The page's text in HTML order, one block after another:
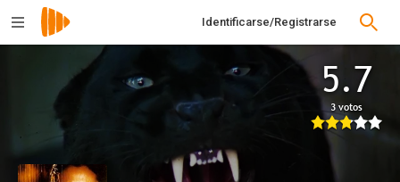
Identificarse/Registrarse
5.7
3 votos